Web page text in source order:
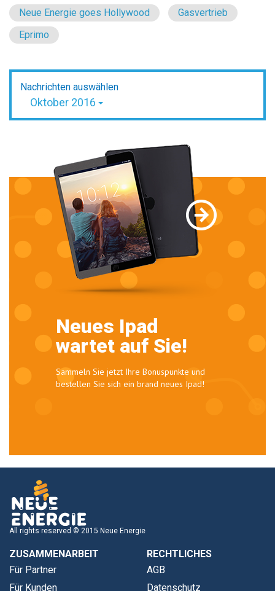
Neue Energie goes Hollywood
Gasvertrieb
Eprimo
Nachrichten auswählen
Oktober 2016
Neues Ipad
wartet auf Sie!
Sammeln Sie jetzt Ihre Bonuspunkte und
bestellen Sie sich ein brand neues Ipad!
All rights reserved © 2015 Neue Energie
ZUSAMMENARBEIT
Für Partner
Für Kunden
RECHTLICHES
AGB
Datenschutz